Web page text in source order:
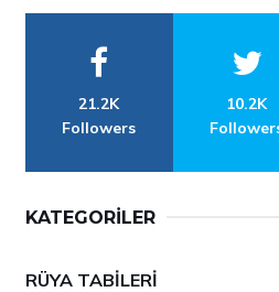
21.2K
Followers
10.2K
KATEGORILER
RÜYA TABILERI